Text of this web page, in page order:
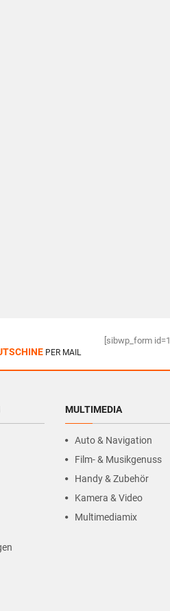
PER MAIL
[sibwp_form id=1]
MULTIMEDIA
Auto & Navigation
Film- & Musikgenuss
Handy & Zubehör
Kamera & Video
Multimediamix